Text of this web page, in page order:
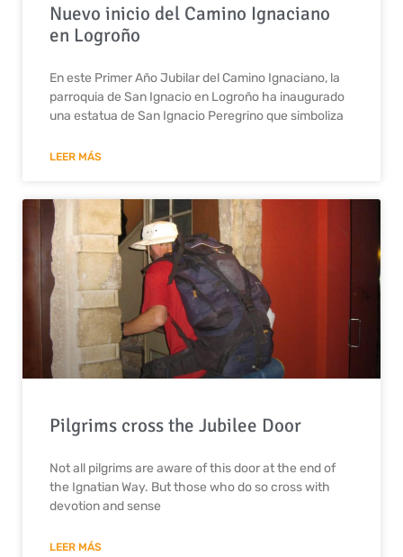
Nuevo inicio del Camino Ignaciano
en Logroño
En este Primer Año Jubilar del Camino Ignaciano, la
parroquia de San Ignacio en Logroño ha inaugurado
una estatua de San Ignacio Peregrino que simboliza
LEER MÁS
Pilgrims cross the Jubilee Door
Not all pilgrims are aware of this door at the end of
the Ignatian Way. But those who do so cross with
devotion and sense
LEER MÁS